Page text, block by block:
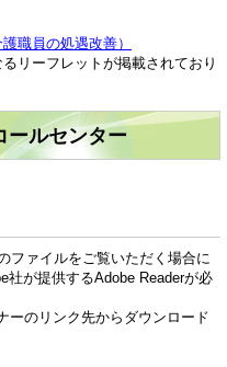
職員の処遇改善）
リーフレットが掲載されており
ルセンター
ファイルをご覧いただく場合に
社が提供するAdobe Readerが必
ーのリンク先からダウンロード